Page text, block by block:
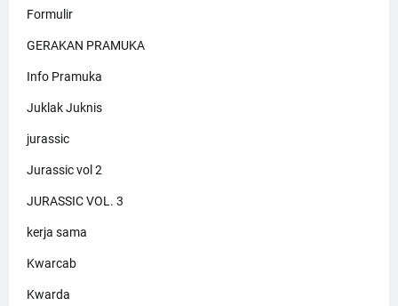
Formulir
GERAKAN PRAMUKA
Info Pramuka
Juklak Juknis
jurassic
Jurassic vol 2
JURASSIC VOL. 3
kerja sama
Kwarcab
Kwarda